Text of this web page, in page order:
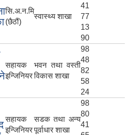
सि.अ.न.मि
(छैठौं)
स्वास्थ्य शाखा
41
77
13
90
सहायक
इन्जिनियर
भवन तथा वस्ती
विकास शाखा
98
48
82
58
24
सहायक
इन्जिनियर
सडक तथा अन्य
पूर्वाधार शाखा
98
80
41